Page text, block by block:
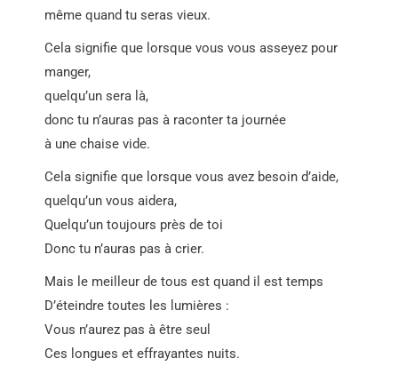
même quand tu seras vieux.
Cela signifie que lorsque vous vous asseyez pour
manger,
quelqu’un sera là,
donc tu n’auras pas à raconter ta journée
à une chaise vide.
Cela signifie que lorsque vous avez besoin d’aide,
quelqu’un vous aidera,
Quelqu’un toujours près de toi
Donc tu n’auras pas à crier.
Mais le meilleur de tous est quand il est temps
D’éteindre toutes les lumières :
Vous n’aurez pas à être seul
Ces longues et effrayantes nuits.